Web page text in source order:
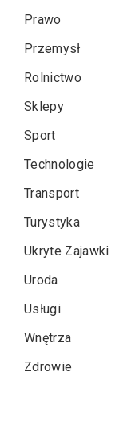
Prawo
Przemysł
Rolnictwo
Sklepy
Sport
Technologie
Transport
Turystyka
Ukryte Zajawki
Uroda
Usługi
Wnętrza
Zdrowie